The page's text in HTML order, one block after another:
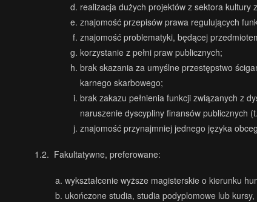
realizacja dużych projektów z sektora
znajomość przepisów prawa regulujących
znajomość problematyki, będącej
korzystanie z pełni praw publicznych;
brak skazania za umyślne przestępstwo
karnego skarbowego;
brak zakazu pełnienia funkcji związanych z
naruszenie dyscypliny finansów publicznych
znajomość przynajmniej jednego języka
1.2. Fakultatywne, preferowane:
wykształcenie wyższe magisterskie o kierunku
ukończone studia, studia podyplomowe lub